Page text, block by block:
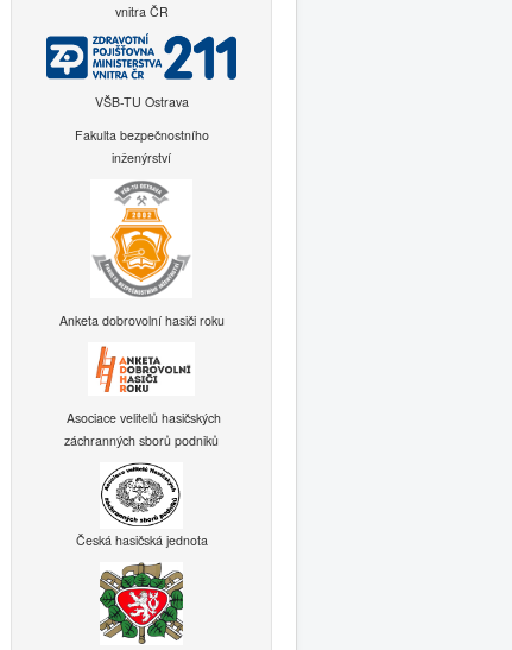
vnitra ČR
VŠB-TU Ostrava
Fakulta bezpečnostního
inženýrství
Anketa dobrovolní hasiči roku
Asociace velitelů hasičských
záchranných sborů podniků
Česká hasičská jednota